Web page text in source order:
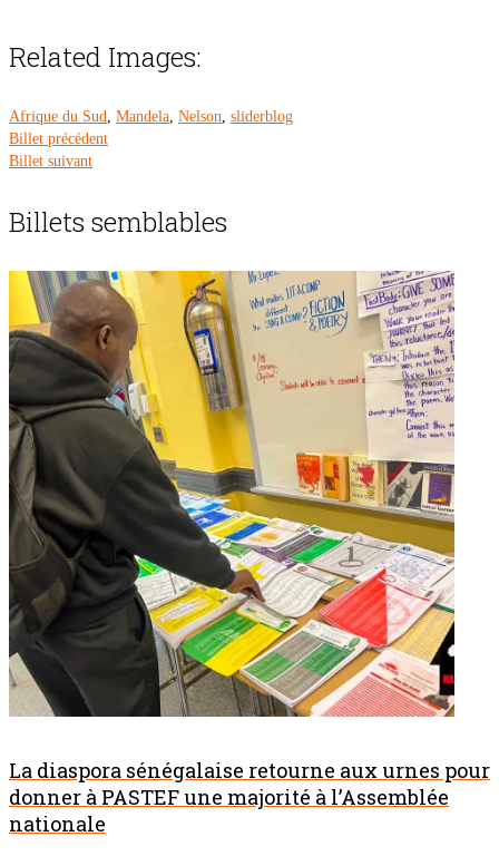
Related Images:
Afrique du Sud, Mandela, Nelson, sliderblog
Billet précédent
Billet suivant
Billets semblables
La diaspora sénégalaise retourne aux urnes pour
donner à PASTEF une majorité à l’Assemblée
nationale